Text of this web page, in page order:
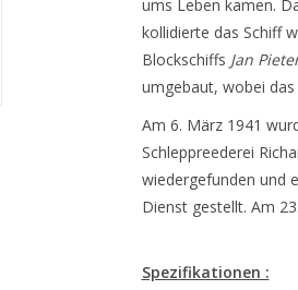
ums Leben kamen.
kollidierte das Schiff
Blockschiffs Jan
umgebaut, wobei
Am 6. März 1941
Schleppreederei
wiedergefunden und
Dienst gestellt. Am
Spezifikationen :